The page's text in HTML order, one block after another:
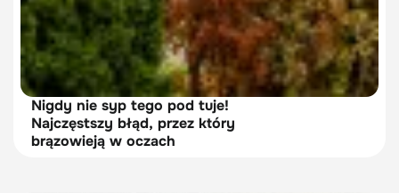
Nigdy nie syp tego pod tuje!
Najczęstszy błąd, przez który
brązowieją w oczach